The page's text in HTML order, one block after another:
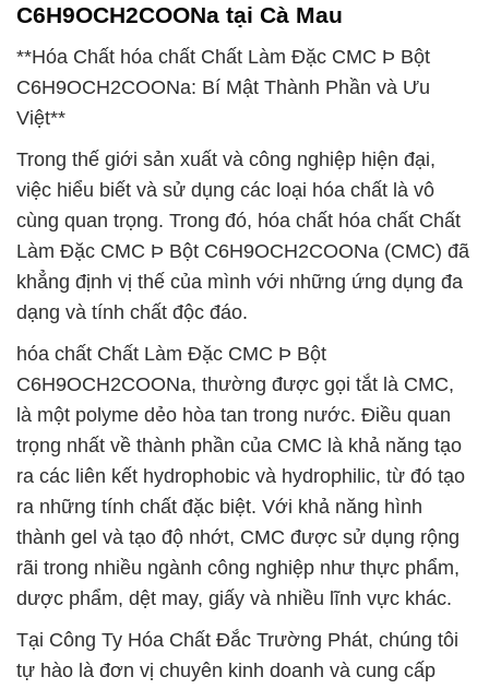
C6H9OCH2COONa tại Cà Mau
**Hóa Chất hóa chất Chất Làm Đặc CMC Þ Bột
C6H9OCH2COONa: Bí Mật Thành Phần và Ưu
Việt**
Trong thế giới sản xuất và công nghiệp hiện đại,
việc hiểu biết và sử dụng các loại hóa chất là vô
cùng quan trọng. Trong đó, hóa chất hóa chất Chất
Làm Đặc CMC Þ Bột C6H9OCH2COONa (CMC) đã
khẳng định vị thế của mình với những ứng dụng đa
dạng và tính chất độc đáo.
hóa chất Chất Làm Đặc CMC Þ Bột
C6H9OCH2COONa, thường được gọi tắt là CMC,
là một polyme dẻo hòa tan trong nước. Điều quan
trọng nhất về thành phần của CMC là khả năng tạo
ra các liên kết hydrophobic và hydrophilic, từ đó tạo
ra những tính chất đặc biệt. Với khả năng hình
thành gel và tạo độ nhớt, CMC được sử dụng rộng
rãi trong nhiều ngành công nghiệp như thực phẩm,
dược phẩm, dệt may, giấy và nhiều lĩnh vực khác.
Tại Công Ty Hóa Chất Đắc Trường Phát, chúng tôi
tự hào là đơn vị chuyên kinh doanh và cung cấp